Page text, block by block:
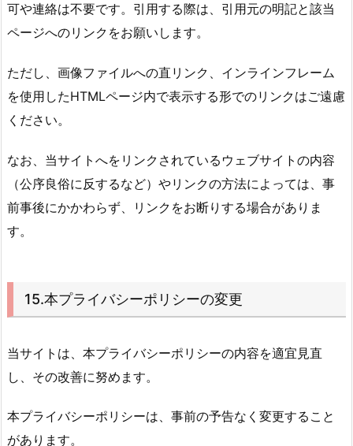
可や連絡は不要です。引用する際は、引用元の明記と該当
ページへのリンクをお願いします。
ただし、画像ファイルへの直リンク、インラインフレーム
を使用したHTMLページ内で表示する形でのリンクはご遠慮
ください。
なお、当サイトへをリンクされているウェブサイトの内容
（公序良俗に反するなど）やリンクの方法によっては、事
前事後にかかわらず、リンクをお断りする場合がありま
す。
15.本プライバシーポリシーの変更
当サイトは、本プライバシーポリシーの内容を適宜見直
し、その改善に努めます。
本プライバシーポリシーは、事前の予告なく変更すること
があります。